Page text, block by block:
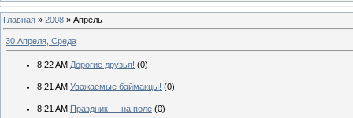
Главная » 2008 » Апрель
30 Апреля, Среда
8:22 AM Дорогие друзья! (0)
8:21 AM Уважаемые баймакцы! (0)
8:21 AM Праздник — на поле (0)